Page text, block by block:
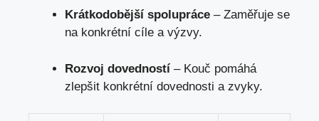
Krátkodobější spolupráce – Zaměřuje se
na konkrétní cíle a výzvy.
Rozvoj dovedností – Kouč pomáhá
zlepšit konkrétní dovednosti a zvyky.